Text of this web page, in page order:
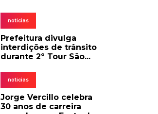
noticias
Prefeitura divulga
interdições de trânsito
durante 2º Tour São...
noticias
Jorge Vercillo celebra
30 anos de carreira